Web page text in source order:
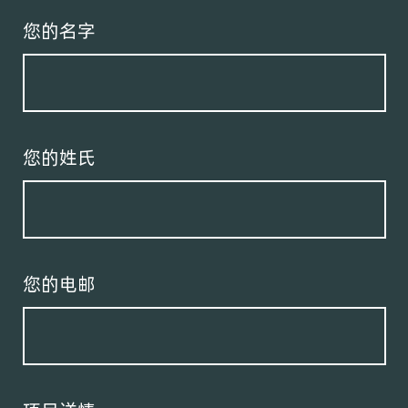
您的名字
您的姓氏
您的电邮